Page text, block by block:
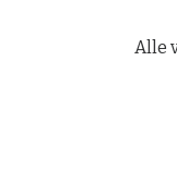
Alle